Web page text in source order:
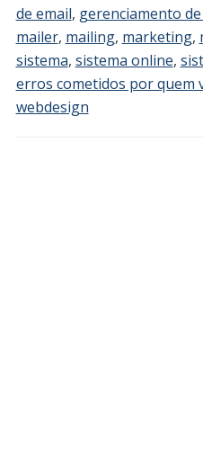
de email, gerenciamento
mailer, mailing, marketing,
sistema, sistema online,
erros cometidos por quem
webdesign